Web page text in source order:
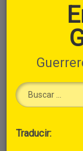
Cabecera
Traducir: